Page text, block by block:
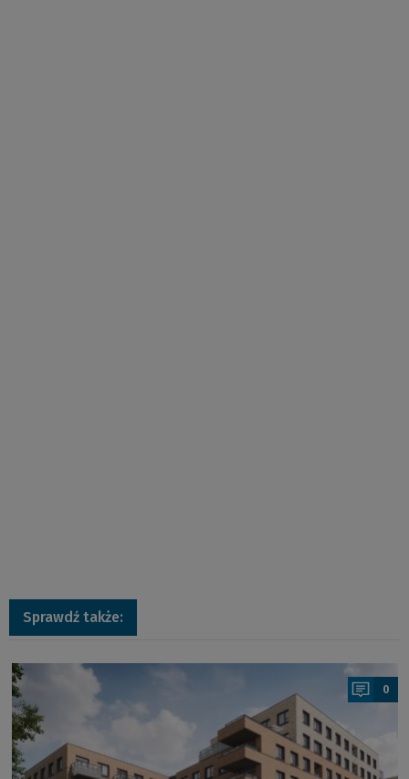
Sprawdź także:
a
0